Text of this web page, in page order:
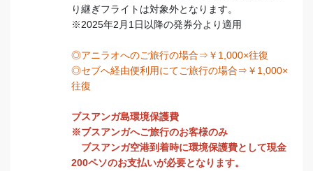
り継ぎフライトは対象外となります。
※2025年2月1日以降の発券分より適用
◎アニラオへのご旅行の場合⇒￥1,000×往復
◎セブへ経由便利用にてご旅行の場合⇒￥1,000×
往復
ブスアンガ島環境保護費
※ブスアンガへご旅行のお客様のみ
ブスアンガ空港到着時に環境保護費として現金
200ペソのお支払いが必要となります。